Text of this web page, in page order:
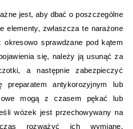
jest, aby dbać o poszczególne
elementy, zwłaszcza te narażone
okresowo sprawdzane pod kątem
się, należy ją usunąć za
a następnie zabezpieczyć
preparatem antykorozyjnym lub
mogą z czasem pękać lub
wózek jest przechowywany na
rozważyć ich wymianę.